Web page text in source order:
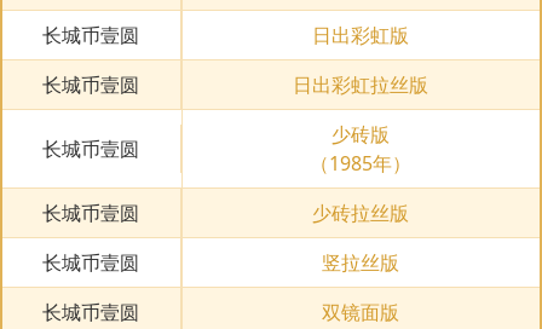
长城币壹圆
日出彩虹版
长城币壹圆
日出彩虹拉丝版
长城币壹圆
少砖版
（1985年）
长城币壹圆
少砖拉丝版
长城币壹圆
竖拉丝版
长城币壹圆
双镜面版